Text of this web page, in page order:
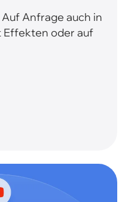
Anfrage auch in
Effekten oder auf